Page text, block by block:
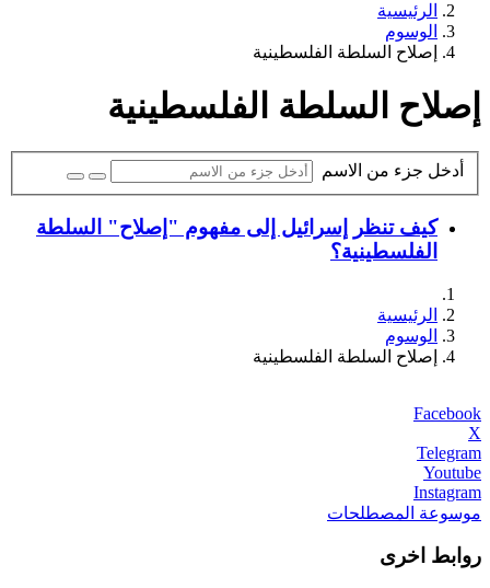
الرئيسية
الوسوم
إصلاح السلطة الفلسطينية
إصلاح السلطة الفلسطينية
أدخل جزء من الاسم
كيف تنظر إسرائيل إلى مفهوم "إصلاح" السلطة
الفلسطينية؟
الرئيسية
الوسوم
إصلاح السلطة الفلسطينية
Facebook
X
Telegram
Youtube
Instagram
موسوعة المصطلحات
روابط اخرى